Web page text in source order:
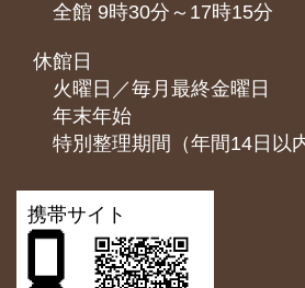
全館 9時30分～17時15分
休館日
火曜日／毎月最終金曜日
年末年始
特別整理期間（年間14日以内
携帯サイト